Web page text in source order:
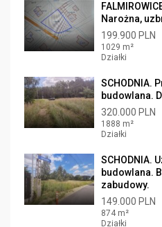
Narożna,
199.900 PLN
1029 m²
Działki
SCHODNIA.
budowlana.
320.000 PLN
1888 m²
Działki
SCHODNIA.
budowlana.
zabudowy.
149.000 PLN
874 m²
Działki